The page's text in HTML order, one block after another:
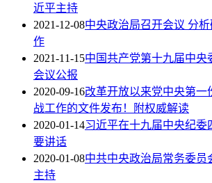
近平主持
2021-12-08中央政治局召开会议 分
作
2021-11-15中国共产党第十九届中央
会议公报
2020-09-16改革开放以来党中央第一
战工作的文件发布！附权威解读
2020-01-14习近平在十九届中央纪委
要讲话
2020-01-08中共中央政治局常务委员
主持